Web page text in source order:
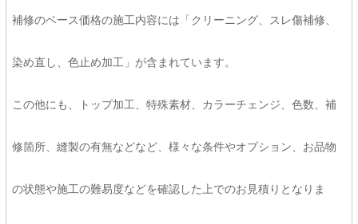
補修のベース価格の施工内容には「クリーニング、スレ傷補修、
染め直し、色止め加工」が含まれています。
この他にも、トップ加工、特殊素材、カラーチェンジ、色数、補
修箇所、縫製の有無などなど、様々な条件やオプション、お品物
の状態や施工の難易度などを確認した上でのお見積りとなりま